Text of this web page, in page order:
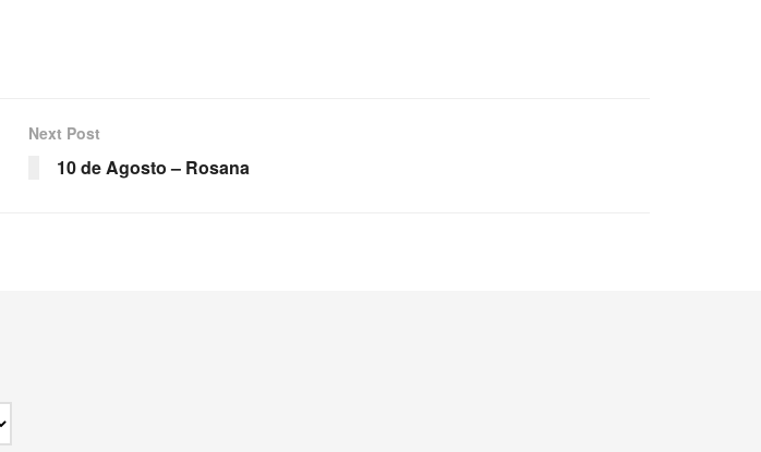
Next Post
10 de Agosto – Rosana